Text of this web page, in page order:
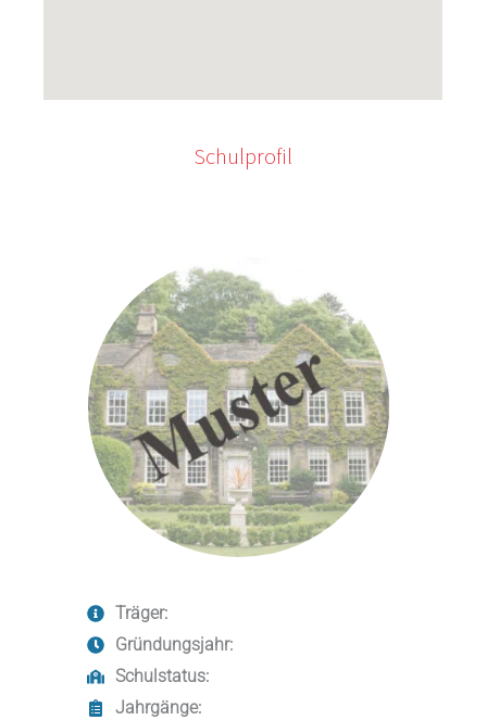
Schulprofil
Träger:
Gründungsjahr:
Schulstatus:
Jahrgänge: